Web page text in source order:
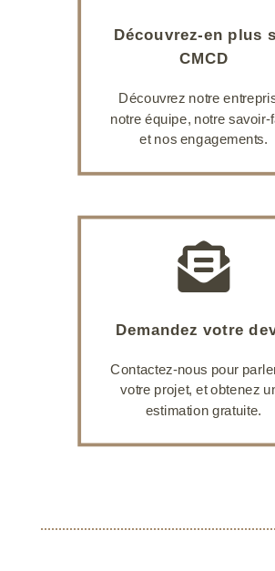
Découvrez-en plus
CMCD
Découvrez notre
notre équipe, notre savoir-
et nos engagements.

Demandez votre
Contactez-nous pour
votre projet, et obtenez
estimation gratuite.